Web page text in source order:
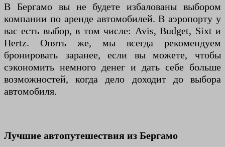
В Бергамо вы не будете избалованы выбором
компании по аренде автомобилей. В аэропорту у
вас есть выбор, в том числе: Avis, Budget, Sixt и
Hertz. Опять же, мы всегда рекомендуем
бронировать заранее, если вы можете, чтобы
сэкономить немного денег и дать себе больше
возможностей, когда дело доходит до выбора
автомобиля.
Лучшие автопутешествия из Бергамо